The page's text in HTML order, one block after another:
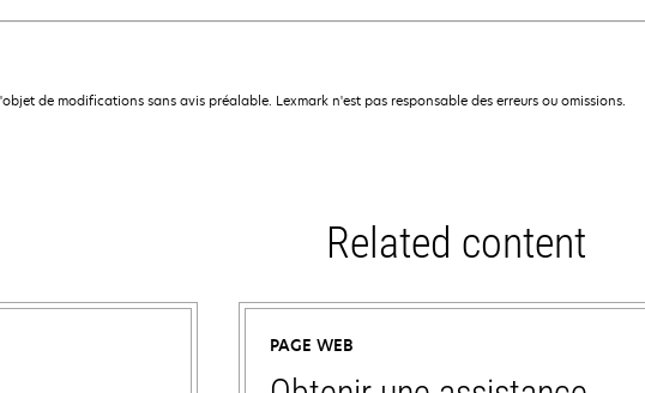
de modifications sans avis préalable. Lexmark n'est pas responsable des erreurs ou omissions.
Related content
PAGE WEB